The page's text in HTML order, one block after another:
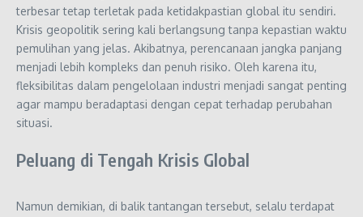
terbesar tetap terletak pada ketidakpastian global itu sendiri.
Krisis geopolitik sering kali berlangsung tanpa kepastian waktu
pemulihan yang jelas. Akibatnya, perencanaan jangka panjang
menjadi lebih kompleks dan penuh risiko. Oleh karena itu,
fleksibilitas dalam pengelolaan industri menjadi sangat penting
agar mampu beradaptasi dengan cepat terhadap perubahan
situasi.
Peluang di Tengah Krisis Global
Namun demikian, di balik tantangan tersebut, selalu terdapat